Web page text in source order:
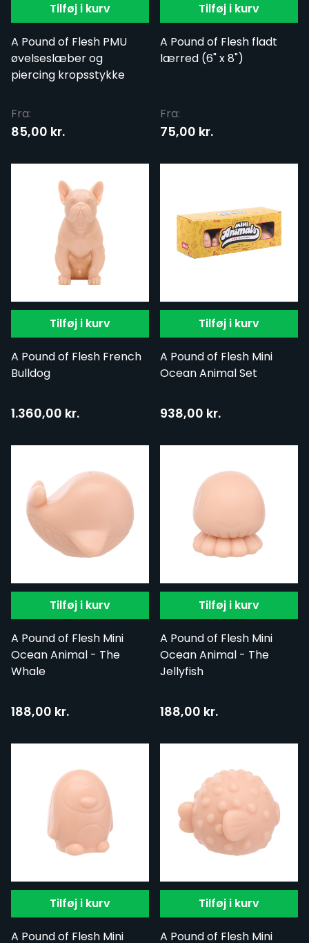
Tilføj i kurv
A Pound of Flesh PMU
øvelseslæber og
piercing kropsstykke
Fra:
85,00 kr.
Tilføj i kurv
A Pound of Flesh fladt
lærred (6" x 8")
Fra:
75,00 kr.
Tilføj i kurv
A Pound of Flesh French
Bulldog
1.360,00 kr.
Tilføj i kurv
A Pound of Flesh Mini
Ocean Animal Set
938,00 kr.
Tilføj i kurv
A Pound of Flesh Mini
Ocean Animal - The
Whale
188,00 kr.
Tilføj i kurv
A Pound of Flesh Mini
Ocean Animal - The
Jellyfish
188,00 kr.
Tilføj i kurv
A Pound of Flesh Mini
Tilføj i kurv
A Pound of Flesh Mini